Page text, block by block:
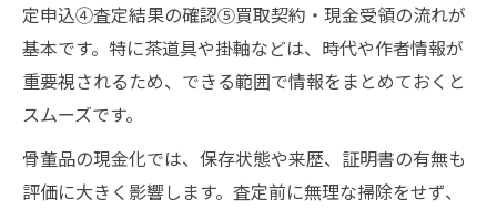
定申込④査定結果の確認⑤買取契約・現金受領の流れが
基本です。特に茶道具や掛軸などは、時代や作者情報が
重要視されるため、できる範囲で情報をまとめておくと
スムーズです。
骨董品の現金化では、保存状態や来歴、証明書の有無も
評価に大きく影響します。査定前に無理な掃除をせず、